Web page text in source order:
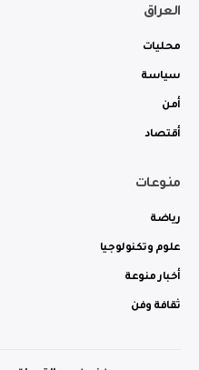
العراق
محليات
سياسة
أمن
أقتصاد
منوعات
رياضة
علوم وتكنولوجيا
أخبار منوعة
ثقافة وفن